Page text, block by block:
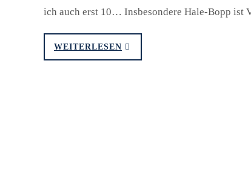
ich auch erst 10… Insbesondere Hale-Bopp ist
WEITERLESEN